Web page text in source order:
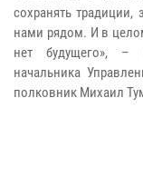
сохранять традиции,
нами рядом. И в
нет будущего», –
начальника
полковник Михаил